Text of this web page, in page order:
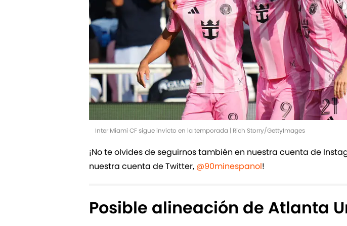
Inter Miami CF sigue invicto en la temporada | Rich Storry/GettyImages
¡No te olvides de seguirnos también en nuestra cuenta de
nuestra cuenta de Twitter, @90minespanol!
Posible alineación de Atlanta